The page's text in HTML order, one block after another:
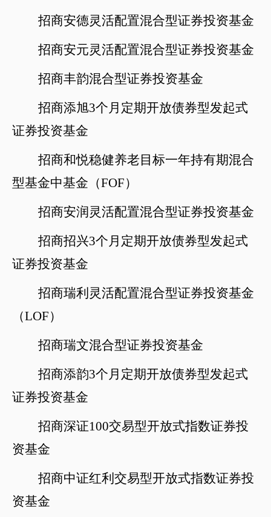
招商安德灵活配置混合型证券投资基金
招商安元灵活配置混合型证券投资基金
招商丰韵混合型证券投资基金
招商添旭3个月定期开放债券型发起式
证券投资基金
招商和悦稳健养老目标一年持有期混合
型基金中基金（FOF）
招商安润灵活配置混合型证券投资基金
招商招兴3个月定期开放债券型发起式
证券投资基金
招商瑞利灵活配置混合型证券投资基金
（LOF）
招商瑞文混合型证券投资基金
招商添韵3个月定期开放债券型发起式
证券投资基金
招商深证100交易型开放式指数证券投
资基金
招商中证红利交易型开放式指数证券投
资基金